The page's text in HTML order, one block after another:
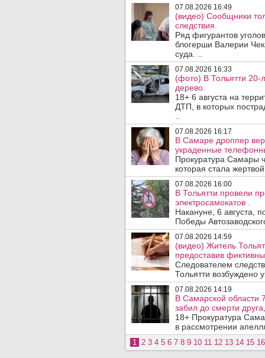
07.08.2026 16:49
(видео) Сообщники
следствия.
Ряд фигурантов
блогерши Валерии
суда. ..
07.08.2026 16:33
(фото) В Тольятти 20-
дерево.
18+ 6 августа на
ДТП, в которых
07.08.2026 16:17
В Самаре дроппер
украденные
Прокуратура Самары
которая стала
07.08.2026 16:00
В Тольятти провели
электросамокатов .
Накануне, 6 августа,
Победы
07.08.2026 14:59
(видео) Житель
предоставив
Следователем
Тольятти возбуждено
07.08.2026 14:19
В Самарской области
забил до смерти
18+ Прокуратура
в рассмотрении
1 2 3 4 5 6 7 8 9 10 11 12 13 14 15 16